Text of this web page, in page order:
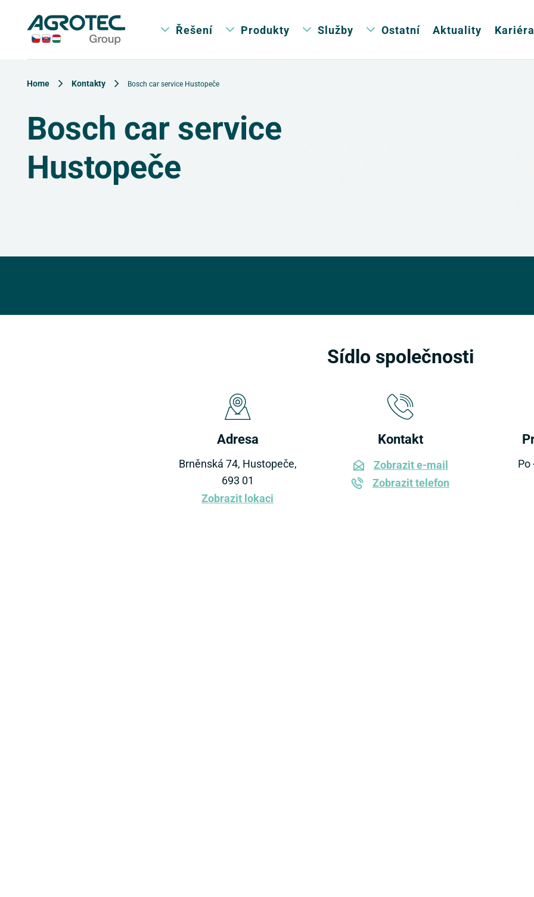
Řešení Produkty Služby Ostatní Aktuality
Home Kontakty Bosch car service Hustopeče
Bosch car service
Hustopeče
Sídlo společnosti
Adresa
Brněnská 74, Hustopeče,
693 01
Zobrazit lokaci
Kontakt
Zobrazit e-mail
Zobrazit telefon
Po